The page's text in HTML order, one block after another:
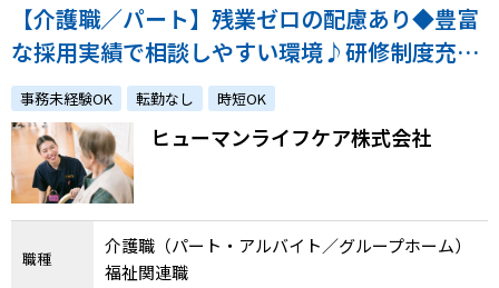
【介護職／パート】残業ゼロの配慮あり◆豊富
な採用実績で相談しやすい環境♪研修制度充
実！未経験OK・週3日〜OK・短時間勤務も相
談可！
事務未経験OK 転勤なし 時短OK
ヒューマンライフケア株式会社
職種
介護職（パート・アルバイト／グループホーム）
福祉関連職